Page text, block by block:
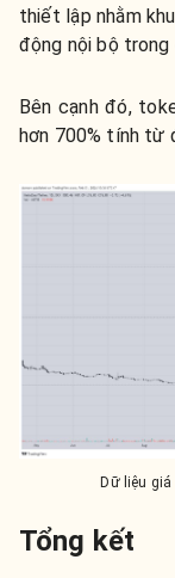
thiết lập nhằm
động nội bộ trong
Bên cạnh đó,
hơn 700% tính từ
Dữ liệu
Tổng kết